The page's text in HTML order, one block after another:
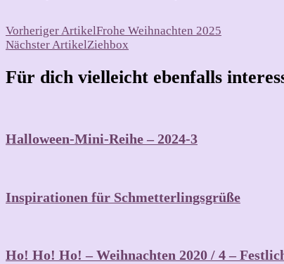
Beitragsnavigation
Vorheriger ArtikelFrohe Weihnachten 2025
Nächster ArtikelZiehbox
Für dich vielleicht ebenfalls
Halloween-Mini-Reihe – 2024-3
Inspirationen für Schmetterlingsgrüße
Ho! Ho! Ho! – Weihnachten 2020 / 4 –